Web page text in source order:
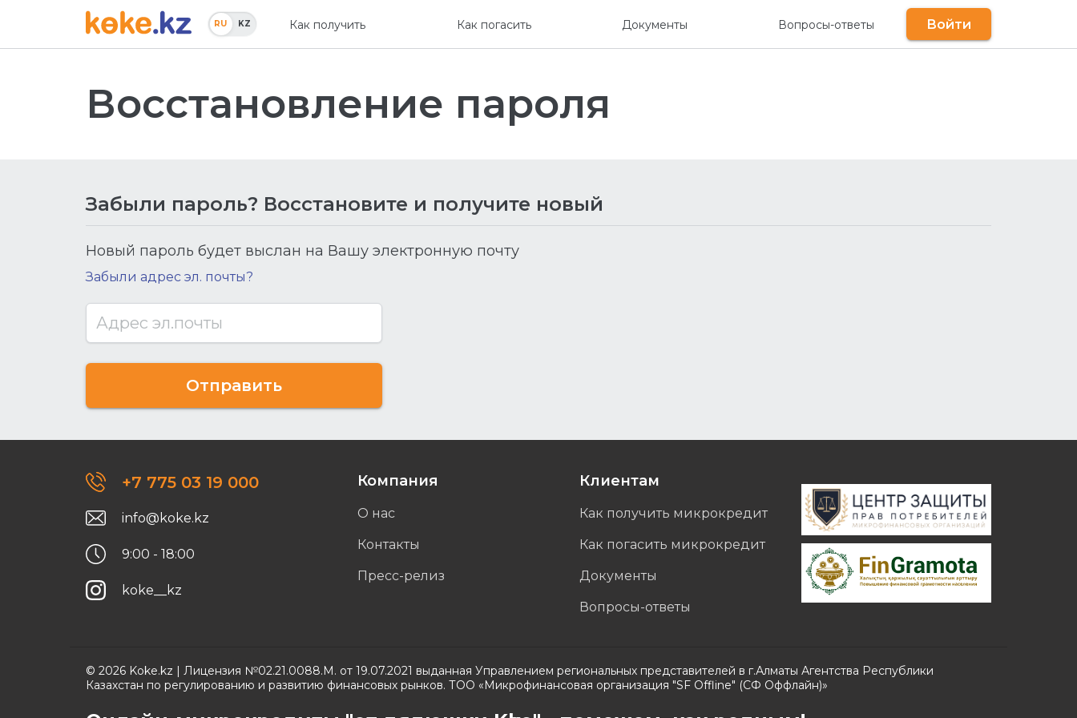
RU KZ Как получить Как погасить Документы Вопросы-ответы Войти
Восстановление пароля
Забыли пароль? Восстановите и получите новый
Новый пароль будет выслан на Вашу электронную почту
Забыли адрес эл. почты?
Адрес эл.почты
Отправить
+7 775 03 19 000
info@koke.kz
9:00 - 18:00
koke__kz
Компания
О нас
Контакты
Пресс-релиз
Клиентам
Как получить микрокредит
Как погасить микрокредит
Документы
Вопросы-ответы
© 2026 Koke.kz | Лицензия №02.21.0088.M. от 19.07.2021 выданная Управлением региональных представителей в г.Алматы Агентства Республики
Казахстан по регулированию и развитию финансовых рынков. ТОО «Микрофинансовая организация "SF Offline" (СФ Оффлайн)»